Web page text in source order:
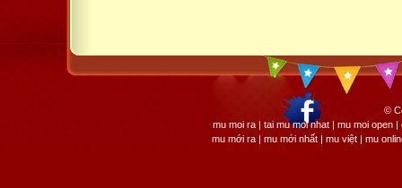
©
mu moi ra | tai mu moi nhat | mu moi open
mu mới ra | mu mới nhất | mu việt | mu